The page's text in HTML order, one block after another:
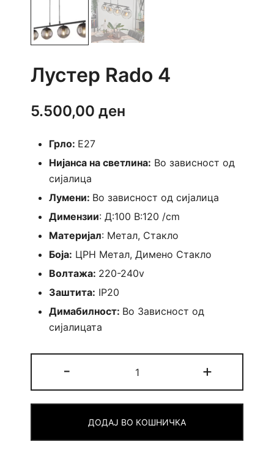
Лустер Rado 4
5.500,00 ден
Грло: E27
Нијанса на светлина: Во зависност од
сијалица
Лумени: Во зависност од сијалица
Димензии: Д:100 В:120 /cm
Материјал: Метал, Стакло
Боја: ЦРН Метал, Димено Стакло
Волтажа: 220-240v
Заштита: IP20
Димабилност: Во Зависност од
сијалицата
-
Rado
4
+
ДОДАЈ ВО КОШНИЧКА